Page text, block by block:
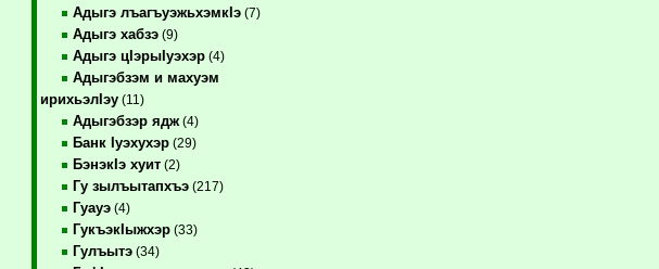
Адыгэ лъагъуэжьхэмкIэ(7)
Адыгэ хабзэ(9)
Адыгэ цIэрыIуэхэр(4)
Адыгэбзэм и махуэм
ирихьэлIэу(11)
Адыгэбзэр ядж(4)
Банк Iуэхухэр(29)
БэнэкIэ хуит(2)
Гу зылъытапхъэ(217)
Гуауэ(4)
ГукъэкIыжхэр(33)
Гулъытэ(34)